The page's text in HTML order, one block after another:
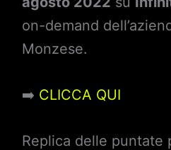
on-demand
Monzese.
➡️ CLICCA QUI
Replica delle puntate